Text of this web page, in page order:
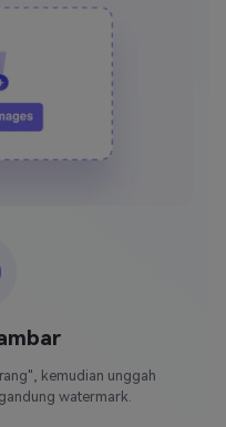
kemudian unggah
watermark.